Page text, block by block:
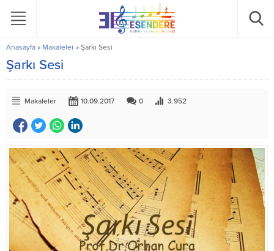
Anasayfa » Makaleler » Şarkı Sesi
Şarkı Sesi
Makaleler 10.09.2017 0 3.952